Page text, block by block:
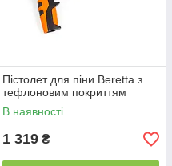
Пістолет для піни Beretta з
тефлоновим покриттям
В наявності
1 319 ₴